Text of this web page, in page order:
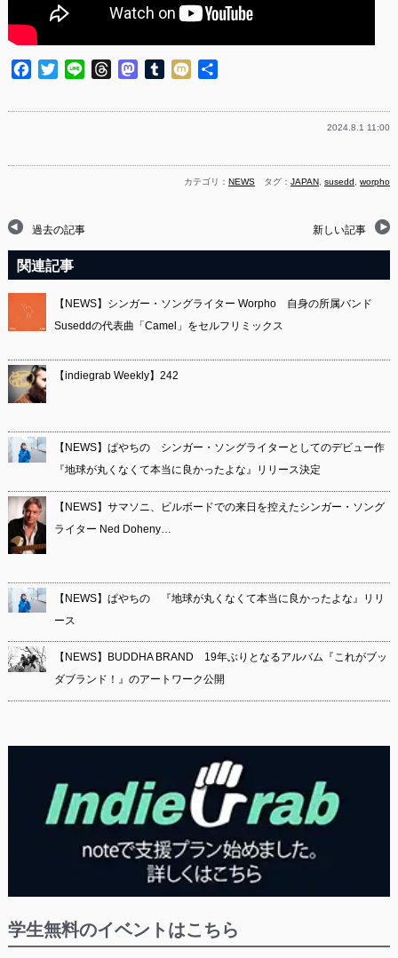
Facebook
TwitterLine ThreadsMastodon
Tumblr
Mixi
2024.8.1 11:00
カテゴリ： NEWS タグ：JAPAN,susedd ,worpho
過去の記事 新しい記事
関連記事
【NEWS】シンガー・ソングライター Worpho 自身の所属バンド
Suseddの代表曲「Camel」をセルフリミックス
【indiegrab Weekly】242
【NEWS】ぱやちの シンガー・ソングライターとしてのデビュー作
『地球が丸くなくて本当に良かったよな』リリース決定
【NEWS】サマソニ、ビルボードでの来日を控えたシンガー・ソング
ライター Ned Doheny…
【NEWS】ぱやちの 『地球が丸くなくて本当に良かったよな』リリ
ース
【NEWS】BUDDHA BRAND 19年ぶりとなるアルバム『これがブッ
ダブランド！』のアートワーク公開
学生無料のイベントはこちら